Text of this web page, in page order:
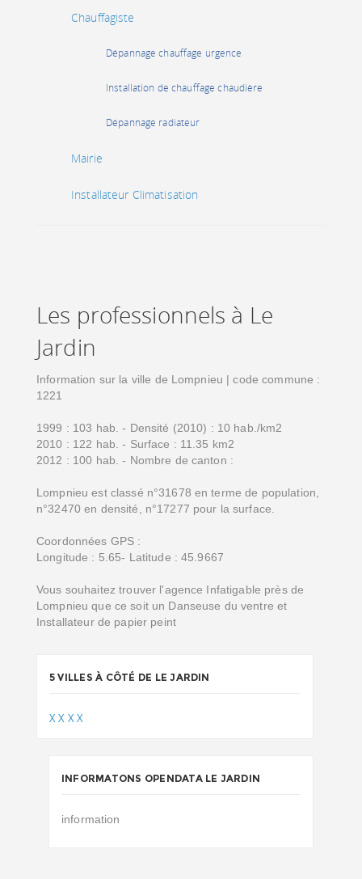
Chauffagiste
Dépannage chauffage urgence
Installation de chauffage chaudière
Dépannage radiateur
Mairie
Installateur Climatisation
Les professionnels à Le
Jardin
Information sur la ville de Lompnieu | code commune :
1221
1999 : 103 hab. - Densité (2010) : 10 hab./km2
2010 : 122 hab. - Surface : 11.35 km2
2012 : 100 hab. - Nombre de canton :
Lompnieu est classé n°31678 en terme de population,
n°32470 en densité, n°17277 pour la surface.
Coordonnées GPS :
Longitude : 5.65- Latitude : 45.9667
Vous souhaitez trouver l'agence Infatigable près de
Lompnieu que ce soit un Danseuse du ventre et
Installateur de papier peint
5 VILLES À CÔTÉ DE LE JARDIN
XX XX
INFORMATONS OPENDATA LE JARDIN
information